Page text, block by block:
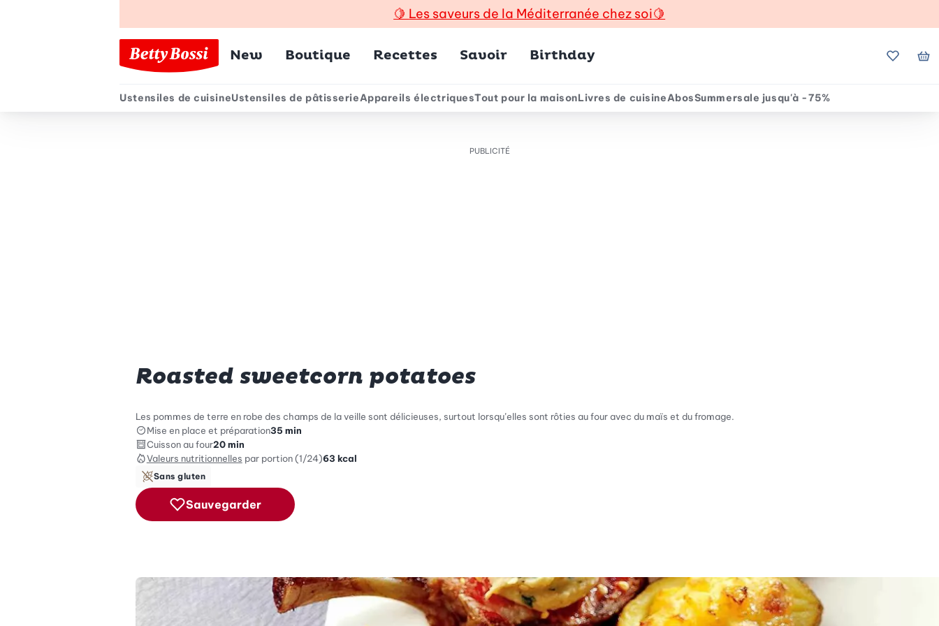
🍋 Les saveurs de la Méditerranée chez soi🍋
Menu principal
New Boutique Recettes Savoir Birthday Mes
Menu secondaire
Ustensiles de cuisineUstensiles de pâtisserieAppareils électriquesTout pour la maisonLivres de cuisineAbosSummersale jusqu'à -75%
PUBLICITÉ
Roasted sweetcorn potatoes
Les pommes de terre en robe des champs de la veille sont délicieuses, surtout lorsqu’elles sont rôties au four avec du maïs et du fromage.
Mise en place et préparation35 min
Cuisson au four20 min
Valeurs nutritionnelles par portion (1/24)63 kcal
Sans gluten
Sauvegarder